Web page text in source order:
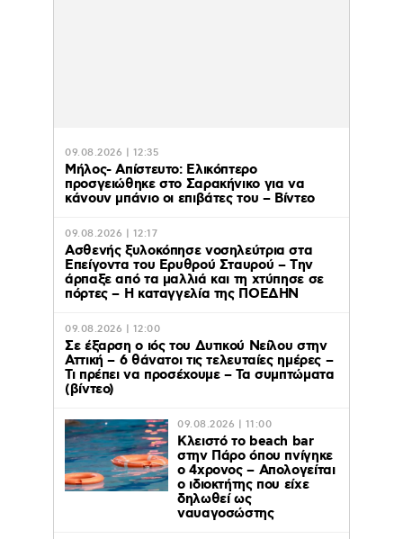
09.08.2026 | 12:35
Μήλος- Απίστευτο: Ελικόπτερο
προσγειώθηκε στο Σαρακήνικο για να
κάνουν μπάνιο οι επιβάτες του – Βίντεο
09.08.2026 | 12:17
Ασθενής ξυλοκόπησε νοσηλεύτρια στα
Επείγοντα του Ερυθρού Σταυρού – Tην
άρπαξε από τα μαλλιά και τη χτύπησε σε
πόρτες – Η καταγγελία της ΠΟΕΔΗΝ
09.08.2026 | 12:00
Σε έξαρση ο ιός του Δυτικού Νείλου στην
Αττική – 6 θάνατοι τις τελευταίες ημέρες –
Τι πρέπει να προσέχουμε – Τα συμπτώματα
(βίντεο)
09.08.2026 | 11:00
Κλειστό το beach bar
στην Πάρο όπου πνίγηκε
ο 4χρονος – Απολογείται
ο ιδιοκτήτης που είχε
δηλωθεί ως
ναυαγοσώστης